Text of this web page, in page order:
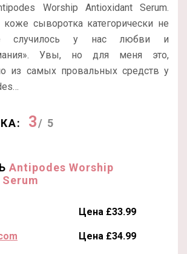
Worship Antioxidant Serum.
сыворотка категорически не
случилось у нас любви и
Увы, но для меня это,
из самых провальных средств у
3/ 5
Antipodes Worship
Цена £33.99
Цена £34.99